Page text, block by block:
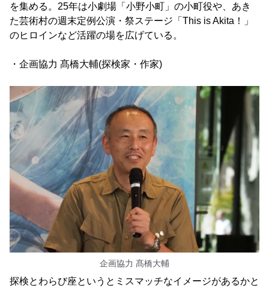
を集める。25年は小劇場「小野小町」の小町役や、あき
た芸術村の週末定例公演・祭ステージ「This is Akita！」
のヒロインなど活躍の場を広げている。
・企画協力 髙橋大輔(探検家・作家)
企画協力 髙橋大輔
探検とわらび座というとミスマッチなイメージがあるかと